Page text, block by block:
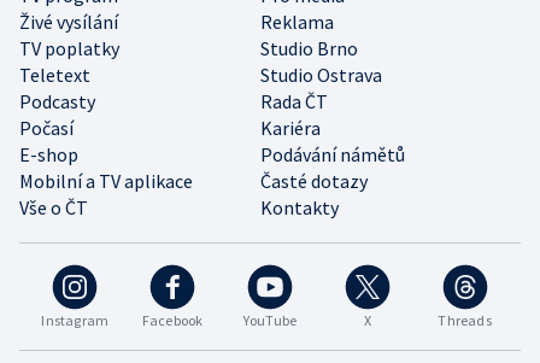
Instagram Facebook YouTube X Threads
Živé vysílání
Reklama
TV poplatky
Studio Brno
Teletext
Studio Ostrava
Podcasty
Rada ČT
Počasí
Kariéra
E-shop
Podávání námětů
Mobilní a TV aplikace
Časté dotazy
Vše o ČT
Kontakty